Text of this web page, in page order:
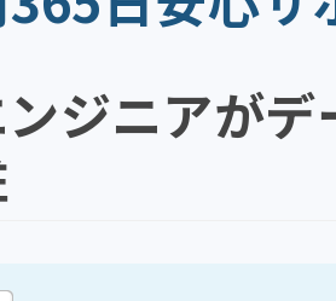
ジニアが